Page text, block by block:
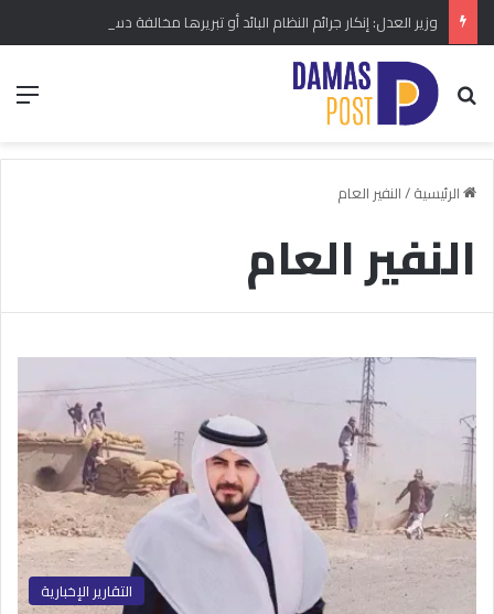
بحث عن
الرئيسية/النفير العام
النفير العام
التقارير الإخبارية